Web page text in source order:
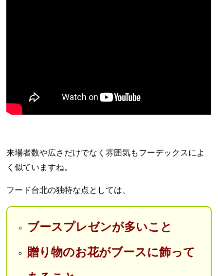
来場者数や広さだけでなく雰囲気もフーデックスによ
く似ていますね。
フード台北の独特な点としては、
ブースプレゼンが多いこと
贈り物のお花がブースに飾って